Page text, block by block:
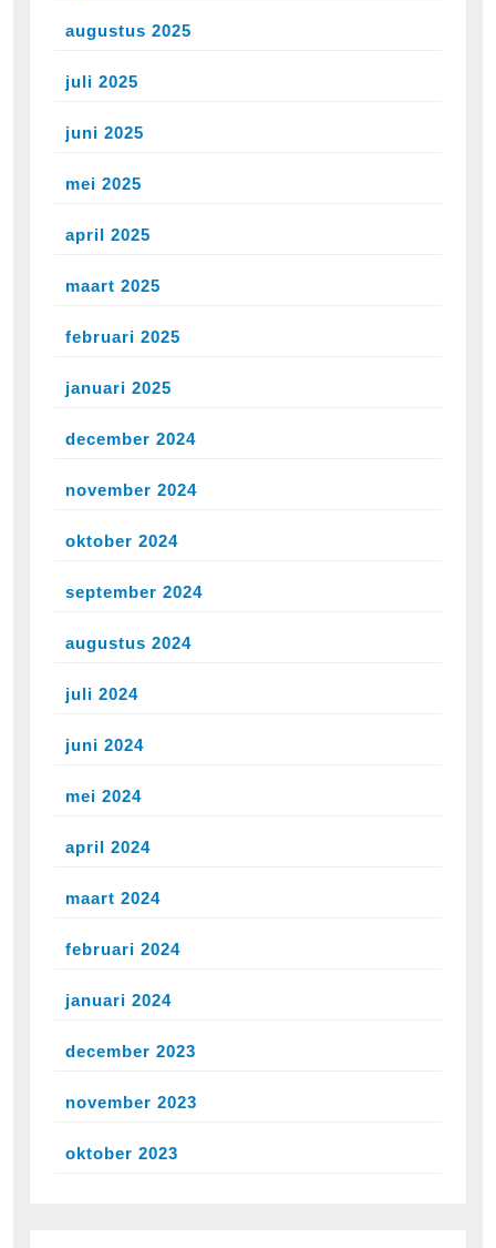
augustus 2025
juli 2025
juni 2025
mei 2025
april 2025
maart 2025
februari 2025
januari 2025
december 2024
november 2024
oktober 2024
september 2024
augustus 2024
juli 2024
juni 2024
mei 2024
april 2024
maart 2024
februari 2024
januari 2024
december 2023
november 2023
oktober 2023